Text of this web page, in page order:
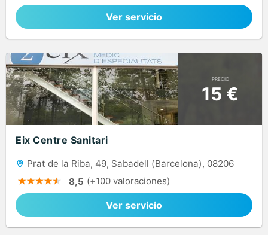
Ver servicio
PRECIO
15 €
Eix Centre Sanitari
Prat de la Riba, 49, Sabadell (Barcelona), 08206
8,5 (+100 valoraciones)
Ver servicio